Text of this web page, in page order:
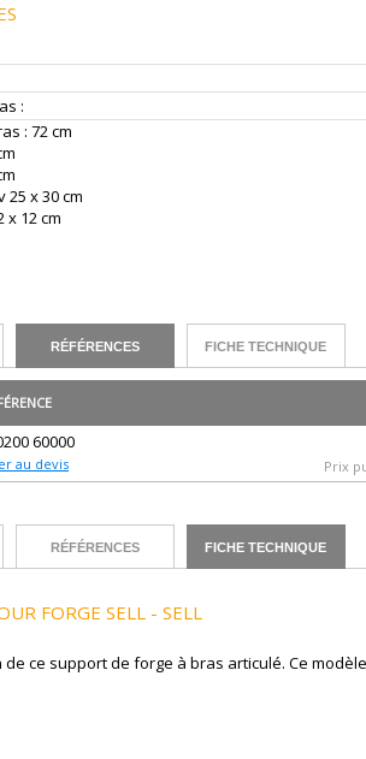
:
: 72 cm
x 30 cm
x 12 cm
RÉFÉRENCES FICHE TECHNIQUE
60000
au devis Prix
RÉFÉRENCES FICHE TECHNIQUE
FORGE SELL - SELL
ce support de forge à bras articulé. Ce